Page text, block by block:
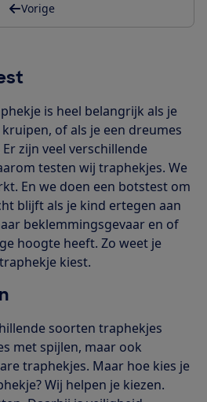
Vorige
is heel belangrijk als je
of als je een dreumes
zijn veel verschillende
testen wij traphekjes. We
En we doen een botstest om
blijft als je kind ertegen aan
beklemmingsgevaar en of
hoogte heeft. Zo weet je
kiest.
soorten traphekjes
met spijlen, maar ook
traphekjes. Maar hoe kies je
Wij helpen je kiezen.